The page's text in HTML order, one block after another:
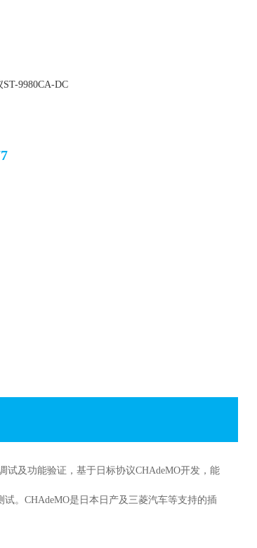
9980CA-DC
及功能验证，基于日标协议CHAdeMO开发，能
。CHAdeMO是日本日产及三菱汽车等支持的插